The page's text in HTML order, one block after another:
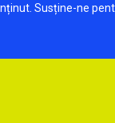
Susține-ne